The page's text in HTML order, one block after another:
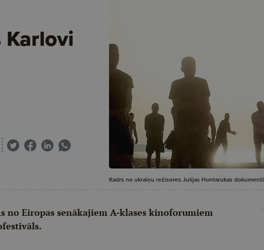
Kadrs no ukraiņu režisores Julijas Hontarukas
no Eiropas senākajiem A-klases kinoforumiem